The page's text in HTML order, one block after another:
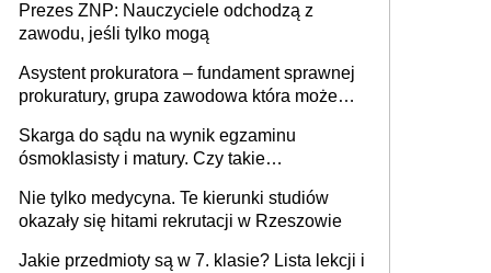
wydatek sięgający ponad 1 tys. zł
Prezes ZNP: Nauczyciele odchodzą z
zawodu, jeśli tylko mogą
Asystent prokuratora – fundament sprawnej
prokuratury, grupa zawodowa która może
Skarga do sądu na wynik egzaminu
ósmoklasisty i matury. Czy takie
Nie tylko medycyna. Te kierunki studiów
okazały się hitami rekrutacji w Rzeszowie
Jakie przedmioty są w 7. klasie? Lista lekcji i